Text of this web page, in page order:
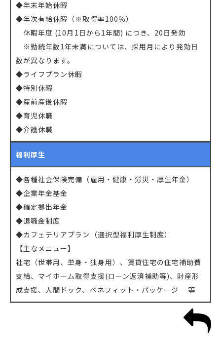
◆年末年始休暇
◆年次有給休暇（※取得率100％）
休暇年度 (10月1日から1年間) につき、20日発効
※勤続年数1年未満については、採用月により発効日
数が異なります。
◆ライフプラン休暇
◆特別休暇
◆産前産後休暇
◆育児休職
◆介護休職
福利厚生
◆各種社会保険完備（雇用・健康・労災・厚生年金）
◆企業年金基金
◆確定拠出年金
◆退職金制度
◆カフェテリアプラン（選択型福利厚生制度）
【主なメニュー】
社宅（世帯用、単身・独身用）、賃貸住宅の住宅補助費
支給、マイホーム取得支援(ローン返済補助等)、財産形
成支援、人間ドック、ベネフィット・パッケージ 等